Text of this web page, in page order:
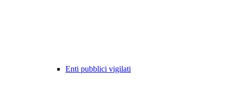
Enti pubblici vigilati